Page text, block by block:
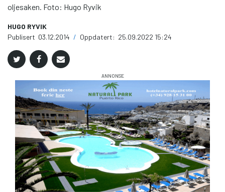
oljesaken. Foto: Hugo Ryvik
HUGO RYVIK
Publisert 03.12.2014 / Oppdatert: 25.09.2022 15:24